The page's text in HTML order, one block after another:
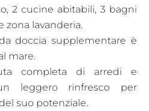
2 cucine abitabili, 3 bagni
zona lavanderia.
doccia supplementare è
mare.
completa di arredi e
leggero rinfresco per
suo potenziale.